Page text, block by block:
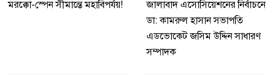
মরক্কো-স্পেন সীমান্তে মহাবিপর্যয়!
জালাবাদ এসোসিয়েশনের নির্বাচনে
ডা: কামরুল হাসান সভাপতি
এডভোকেট জসিম উদ্দিন সাধারণ
সম্পাদক